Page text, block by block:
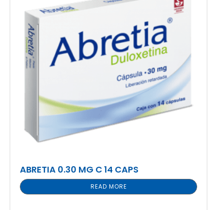
ABRETIA 0.30 MG C 14 CAPS
READ MORE